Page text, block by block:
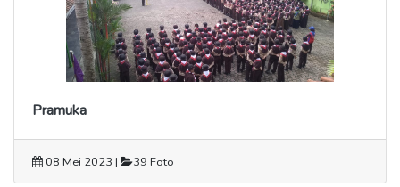
Pramuka
08 Mei 2023 | 39 Foto